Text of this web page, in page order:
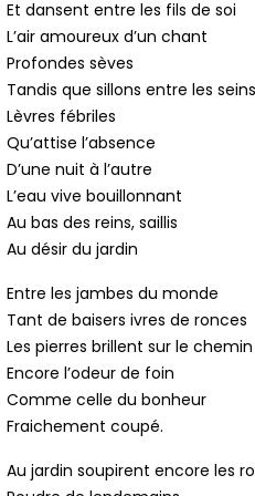
Et dansent entre les fils de soi
L’air amoureux d’un chant
Profondes sèves
Tandis que sillons entre les seins
Lèvres fébriles
Qu’attise l’absence
D’une nuit à l’autre
L’eau vive bouillonnant
Au bas des reins, saillis
Au désir du jardin
Entre les jambes du monde
Tant de baisers ivres de ronces
Les pierres brillent sur le chemin
Encore l’odeur de foin
Comme celle du bonheur
Fraichement coupé.
Au jardin soupirent encore les